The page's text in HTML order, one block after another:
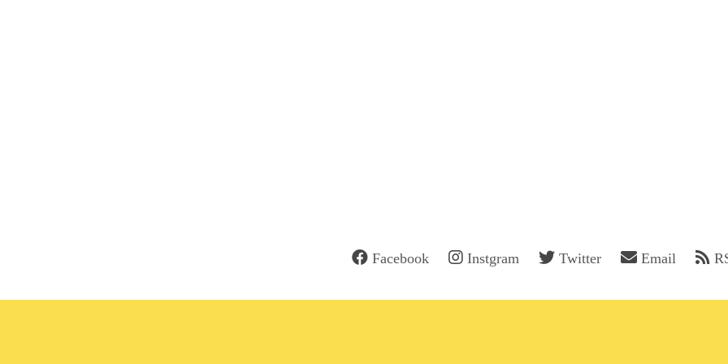
Facebook Instgram Twitter Email